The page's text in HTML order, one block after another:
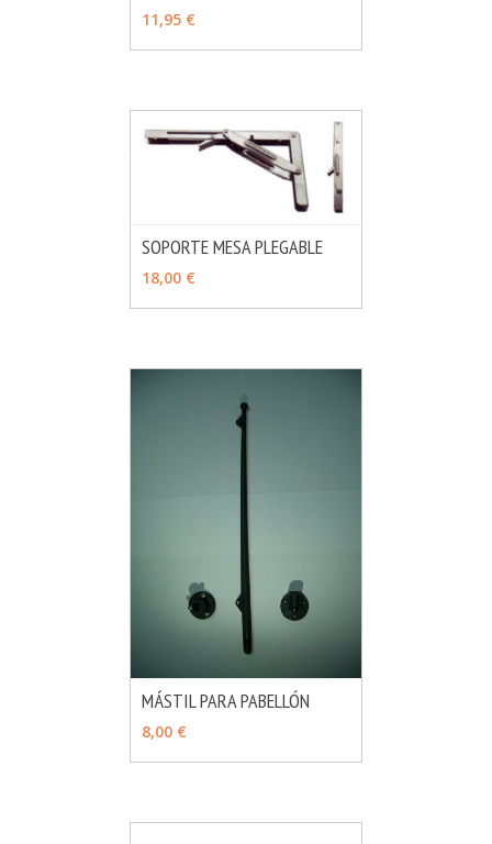
11,95 €
SOPORTE MESA PLEGABLE
18,00 €
MÁSTIL PARA PABELLÓN
8,00 €